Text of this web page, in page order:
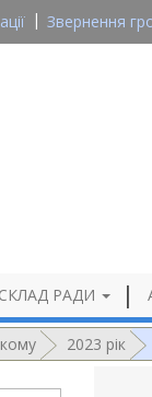
Звернення
СКЛАД РАДИ
2023 рік